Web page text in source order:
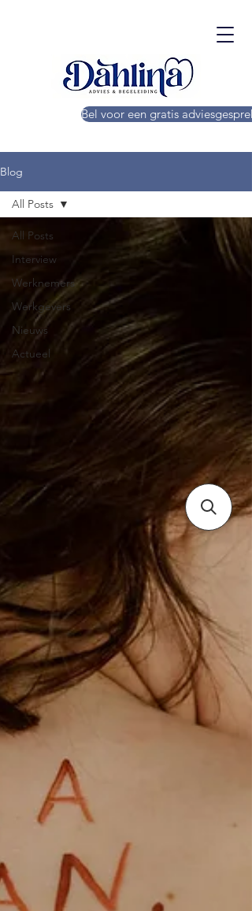
Bel voor een gratis
Blog
All Posts
Interview
Werknemers
Werkgevers
Nieuws
Actueel
All Posts